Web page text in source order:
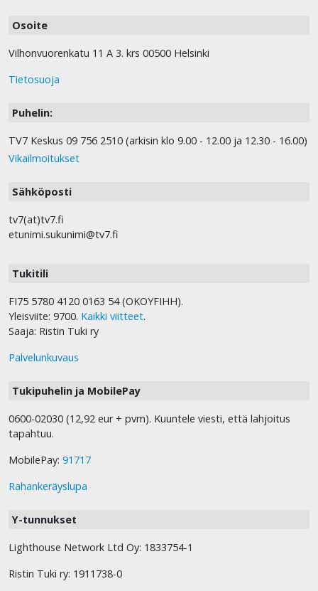
Osoite
Vilhonvuorenkatu 11 A 3. krs 00500 Helsinki
Tietosuoja
Puhelin:
TV7 Keskus 09 756 2510 (arkisin klo 9.00 - 12.00 ja 12.30 - 16.00)
Vikailmoitukset
Sähköposti
tv7(at)tv7.fi
etunimi.sukunimi@tv7.fi
Tukitili
FI75 5780 4120 0163 54 (OKOYFIHH).
Yleisviite: 9700. Kaikki viitteet.
Saaja: Ristin Tuki ry
Palvelunkuvaus
Tukipuhelin ja MobilePay
0600-02030 (12,92 eur + pvm). Kuuntele viesti, että lahjoitus
tapahtuu.
MobilePay: 91717
Rahankeräyslupa
Y-tunnukset
Lighthouse Network Ltd Oy: 1833754-1
Ristin Tuki ry: 1911738-0